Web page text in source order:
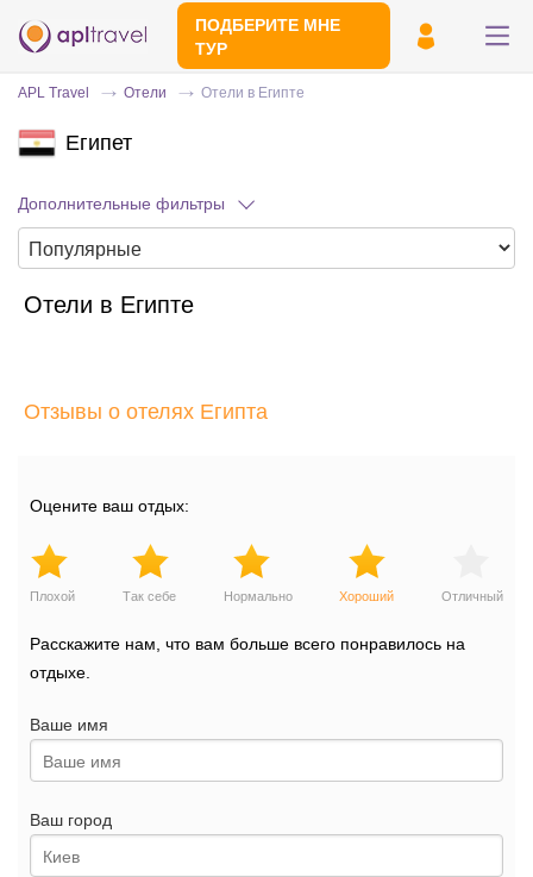
ПОДБЕРИТЕ МНЕ
ТУР
минут
APL Travel Отели Отели в Египте
Египет
Дополнительные фильтры
Отели в Египте
Отзывы о отелях Египта
Оцените ваш отдых:
Плохой Так себе Нормально Хороший Отличный
Расскажите нам, что вам больше всего понравилось на
отдыхе.
Ваше имя
Ваш город